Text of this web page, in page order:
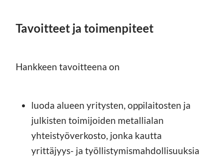
Tavoitteet ja toimenpiteet
Hankkeen tavoitteena on
luoda alueen yritysten, oppilaitosten ja
julkisten toimijoiden metallialan
yhteistyöverkosto, jonka kautta
yrittäjyys- ja työllistymismahdollisuuksia